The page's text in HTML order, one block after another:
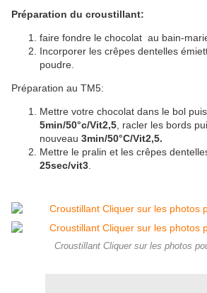
Préparation du croustillant:
faire fondre le chocolat au bain-
Incorporer les crêpes dentelles
poudre.
Préparation au TM5:
Mettre votre chocolat dans le bol
5min/50°c/Vit2,5 , racler les bords
nouveau 3min/50°C/Vit2,5.
Mettre le pralin et les crêpes
25sec/vit3
Croustillant Cliquer sur les photos